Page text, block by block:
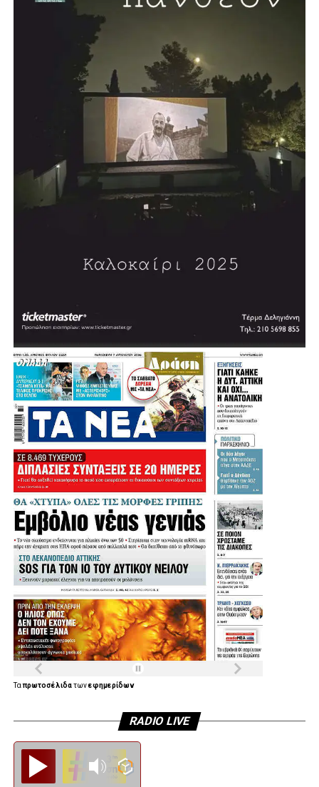
Λίγο μετά τις 11:30 στη Μητρόπολη έφτασε ο πρώην
υπουργός και πρώην πρόεδρος του ΠΑΣΟΚ, Ευάγγελος
Βενιζέλος, ο δήμαρχος Αθηναίων, Χάρης Δούκας αλλά και
ο πρώην πρόεδρος της Δημοκρατίας Προκόπης
Παυλόπουλος.
του Αιώνα» (2002), «Πολιτι(στι)κή φωτογραμμετρία»
(2005), «Η Μεταναστευτική Πολιτική της Ευρώπης»
(2006), «Η Αναγκαία Αναθεώρηση» (2006), «Τυφλοί
στρατοί-Η Δύση και η Απειλή του Ισλαμικού
Φονταμενταλισμού» (2008), «Αναζητώντας την Τέχνη»
(2008)και τη δίγλωσση έκδοση «5 Χρόνια στο Ευρωπαϊκό
Κοινοβούλιο 2004-2009» (2009). Έχει γράψει πολλά
άρθρα πολιτικού και κοινωνικού περιεχομένου.
Επισκέφθηκε, επίσημα προσκεκλημένος, την Αγγλία, τη
Δυτική Γερμανία και τις ΗΠΑ.
Τιμήθηκε από τον τότε Πρόεδρο της Δημοκρατίας Κάρολο
Παπούλια με τον Μεγαλόσταυρο του Τάγματος του
και με άλλα ανώτερα παράσημα διαφόρων κρατών.
Πηγή: protothema
.
.
Ταπρωτοσέλιδατωνεφημερίδων
RADIO LIVE